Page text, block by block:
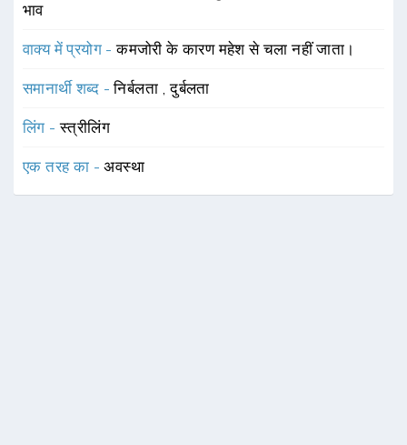
भाव
वाक्य में प्रयोग -कमजोरी के कारण महेश से चला नहीं जाता।
समानार्थी शब्द -निर्बलता ,दुर्बलता
लिंग -स्त्रीलिंग
एक तरह का -अवस्था